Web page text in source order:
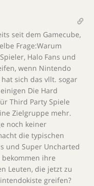
seit dem Gamecube,
Frage:Warum
Halo Fans und
wenn Nintendo
hat sich das vllt. sogar
Die Hard
Third Party Spiele
Zielgruppe mehr.
noch keiner
die typischen
und Super Uncharted
ihre
Leuten, die jetzt zu
greifen?